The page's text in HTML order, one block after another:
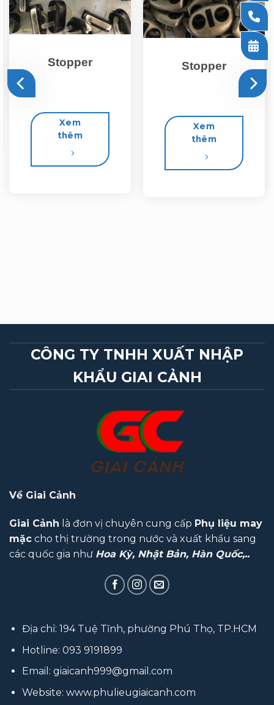
Stopper
Xem
thêm
Stopper
Xem
thêm
CÔNG TY TNHH XUẤT NHẬP
KHẨU GIAI CẢNH
Về Giai Cảnh
Giai Cảnh là đơn vị chuyên cung cấp Phụ liệu may
mặc cho thị trường trong nước và xuất khẩu sang
các quốc gia như Hoa Kỳ, Nhật Bản, Hàn Quốc,..
Địa chỉ: 194 Tuệ Tĩnh, phường Phú Thọ, TP.HCM
Hotline: 093 9191899
Email: giaicanh999@gmail.com
Website: www.phulieugiaicanh.com